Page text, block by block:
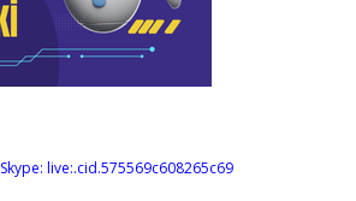
Skype: live:.cid.575569c608265c69